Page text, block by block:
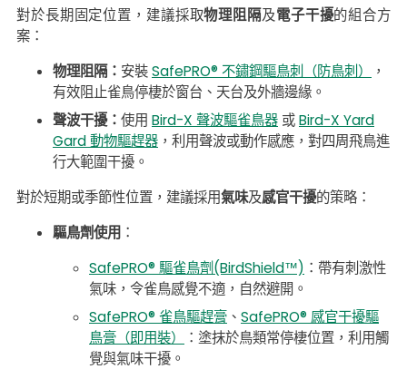
對於長期固定位置，建議採取物理阻隔及電子干擾的組合方
案：
物理阻隔： 安裝SafePRO® 不鏽鋼驅鳥刺（防鳥刺）
，
有效阻止雀鳥停棲於窗台、天台及外牆邊緣。
聲波干擾： 使用 Bird-X 聲波驅雀鳥器 或Bird-X Yard
Gard 動物驅趕器 ，利用聲波或動作感應，對四周飛鳥進
行大範圍干擾。
對於短期或季節性位置，建議採用氣味及感官干擾的策略：
驅鳥劑使用 ：
SafePRO® 驅雀鳥劑(BirdShield™) ：帶有刺激性
氣味，令雀鳥感覺不適，自然避開。
SafePRO® 雀鳥驅趕膏 、 SafePRO® 感官干擾驅
鳥膏（即用裝）
：塗抹於鳥類常停棲位置，利用觸
覺與氣味干擾。